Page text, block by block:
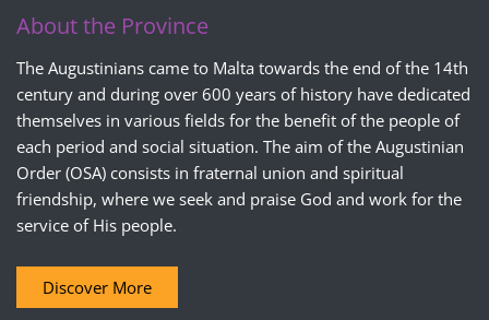
About the Province
The Augustinians came to Malta towards the end of the 14th
century and during over 600 years of history have dedicated
themselves in various fields for the benefit of the people of
each period and social situation. The aim of the Augustinian
Order (OSA) consists in fraternal union and spiritual
friendship, where we seek and praise God and work for the
service of His people.
Discover More